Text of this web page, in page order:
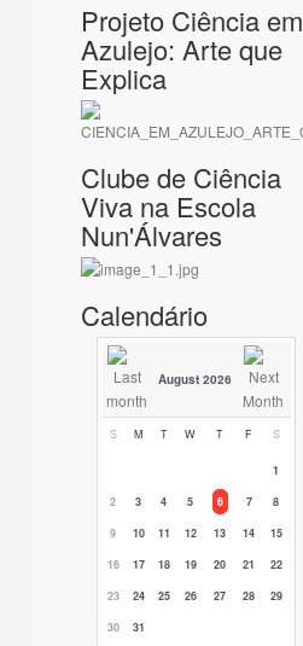
Projeto Ciência em
Azulejo: Arte que
Explica
Clube de Ciência
Viva na Escola
Nun'Álvares
Calendário
August 2026
S M T W T F S
1
2
3 4 5 6 7
8
9
10 11 12 13 14
15
16
17 18 19 20 21
22
23
24 25 26 27 28
29
30
31